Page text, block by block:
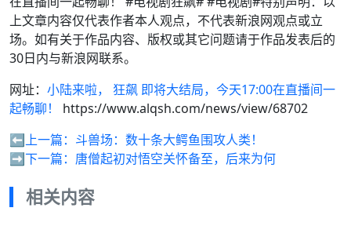
上文章内容仅代表作者本人观点，不代表新浪网观点或立
场。如有关于作品内容、版权或其它问题请于作品发表后的
30日内与新浪网联系。
网址： 小陆来啦， 狂飙 即将大结局，今天17:00在直播间一
起畅聊！
https://www.alqsh.com/news/view/68702
⬅️上一篇： 斗兽场：数十条大鳄鱼围攻人类！
➡️下一篇： 唐僧起初对悟空关怀备至，后来为何
相关内容